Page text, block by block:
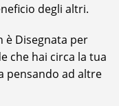
degli altri.
è Disegnata per
che hai circa la tua
pensando ad altre